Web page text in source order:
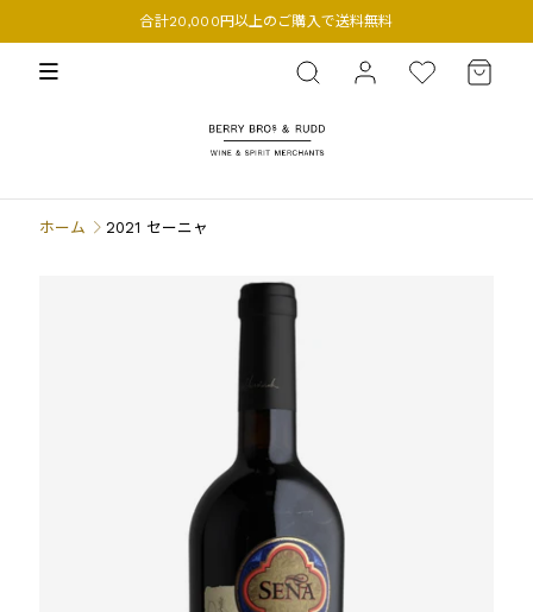
合計20,000円以上のご購入で送料無料
BERRY BROS. & RUDD
ホーム 2021 セーニャ